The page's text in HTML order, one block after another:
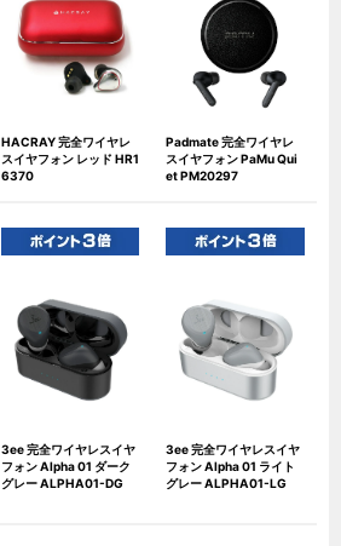
HACRAY 完全ワイヤレ
スイヤフォン レッド HR1
6370
Padmate 完全ワイヤレ
スイヤフォン PaMu Qui
et PM20297
3ee 完全ワイヤレスイヤ
フォン Alpha 01 ダーク
グレー ALPHA01-DG
3ee 完全ワイヤレスイヤ
フォン Alpha 01 ライト
グレー ALPHA01-LG